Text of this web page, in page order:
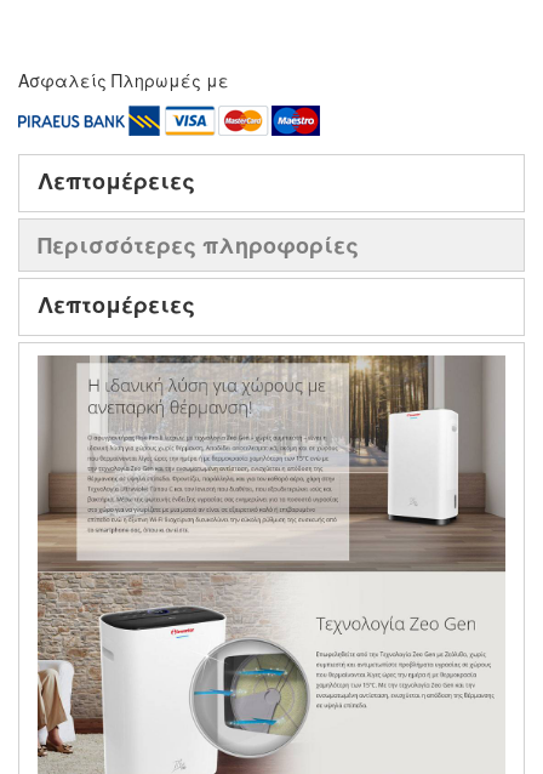
Ασφαλείς Πληρωμές με
Λεπτομέρειες
Περισσότερες πληροφορίες
Λεπτομέρειες